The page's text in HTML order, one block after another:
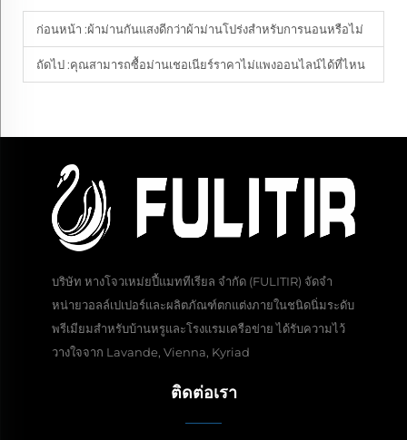
ก่อนหน้า :ผ้าม่านกันแสงดีกว่าผ้าม่านโปร่งสำหรับการนอนหรือไม่
ถัดไป :คุณสามารถซื้อม่านเชอเนียร์ราคาไม่แพงออนไลน์ได้ที่ไหน
บริษัท หางโจวเหม่ยปี้แมททีเรียล จำกัด (FULITIR) จัดจำ
หน่ายวอลล์เปเปอร์และผลิตภัณฑ์ตกแต่งภายในชนิดนิ่มระดับ
พรีเมียมสำหรับบ้านหรูและโรงแรมเครือข่าย ได้รับความไว้
วางใจจาก Lavande, Vienna, Kyriad
ติดต่อเรา